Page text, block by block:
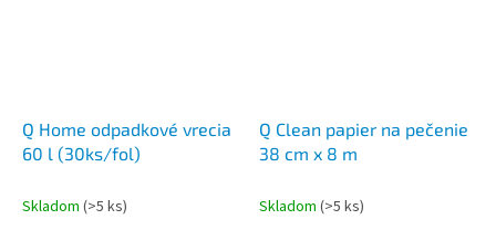
Q Home odpadkové vrecia
60 l (30ks/fol)
Skladom (>5 ks)
Q Clean papier na pečenie
38 cm x 8 m
Skladom (>5 ks)